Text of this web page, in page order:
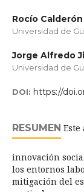
Rocío
Universidad de
Jorge Alfredo
Universidad de
DOI: https://
RESUMEN
innovación
los entornos
mitigación del